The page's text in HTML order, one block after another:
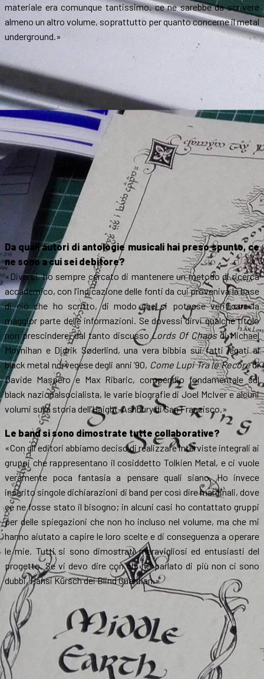
materiale era comunque tantissimo, ce ne sarebbe da scrivere
almeno un altro volume, soprattutto per quanto concerne il metal
underground.»
Da quali autori di antologie musicali hai preso spunto, ce
ne sono a cui sei debitore?
«Diversi, ho sempre cercato di mantenere un metodo di ricerca
accademico, con l’indicazione delle fonti da cui proveniva la base
di ciò che ho scritto, di modo che si potesse verificare la
maggior parte delle informazioni. Se dovessi dirvi qualche titolo
non prescinderei dal tanto discussoLords Of Chaosdi Michael
Moynihan e Didrik Søderlind, una vera bibbia sui fatti legati al
black metal norvegese degli anni ’90, Come Lupi Tra le Pecoredi
Davide Maspero e Max Ribaric, compendio fondamentale sul
black nazionalsocialista, le varie biografie di Joel McIver e alcuni
volumi sulla storia dell’Haight-Ashbury di San Francisco.»
Le band si sono dimostrate tutte collaborative?
«Con gli editori abbiamo deciso di realizzare interviste integrali ai
gruppi che rappresentano il cosiddetto Tolkien Metal, e ci vuole
veramente poca fantasia a pensare quali siano. Ho invece
inserito singole dichiarazioni di band per così dire marginali, dove
ce ne fosse stato il bisogno; in alcuni casi ho contattato gruppi
per delle spiegazioni che non ho incluso nel volume, ma che mi
hanno aiutato a capire le loro scelte e di conseguenza a operare
le mie. Tutti si sono dimostrati meravigliosi ed entusiasti del
progetto. Se vi devo dire con chi ho parlato di più non ci sono
dubbi, Hansi Kürsch dei Blind Guardian.»